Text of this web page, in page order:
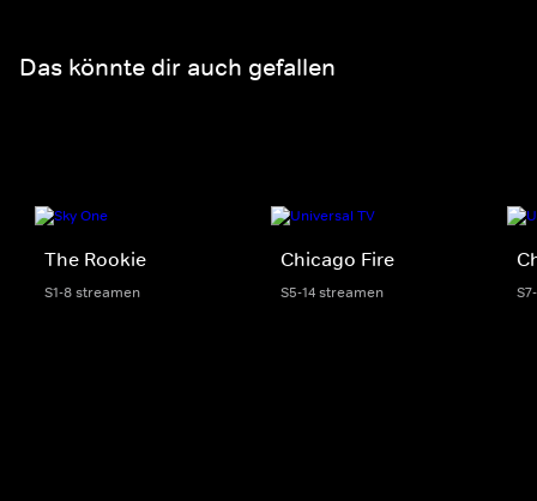
Das könnte dir auch gefallen
The Rookie
S1-8 streamen
Chicago Fire
S5-14 streamen